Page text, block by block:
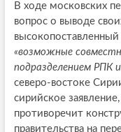
В ходе московских
вопрос о выводе
«возможные
подразделением РПК
северо-востоке
сирийское
противоречит
правительства на